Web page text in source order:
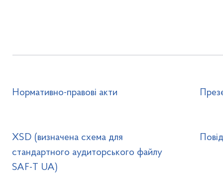
Нормативно-правові акти
XSD (визначена схема для
стандартного аудиторського файлу
SAF-T UA)